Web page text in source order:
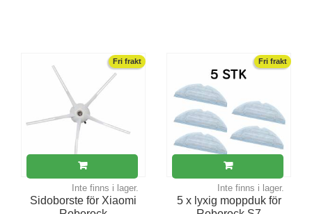
Fri frakt
Inte finns i lager.
Sidoborste för Xiaomi
Fri frakt
Inte finns i lager.
5 x lyxig moppduk för